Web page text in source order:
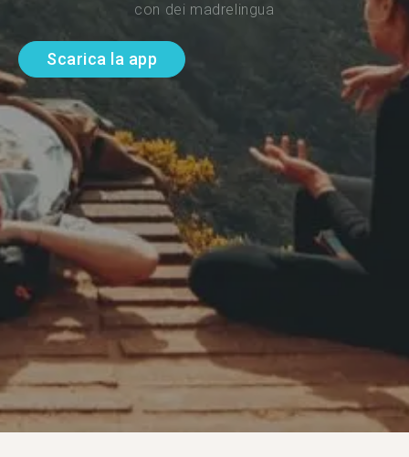
con dei madrelingua
Scarica la app